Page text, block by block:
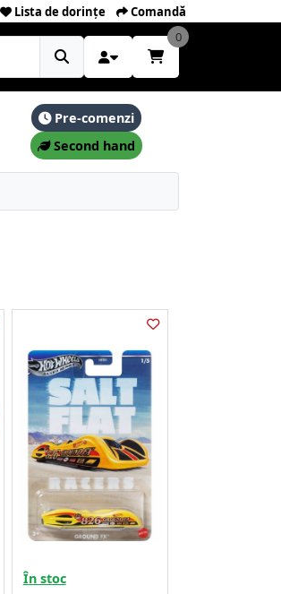
Lista de dorințe
Comandă
0
Pre-comenzi
Second hand
În stoc